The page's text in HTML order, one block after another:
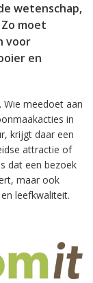
wetenschap,
moet
voor
en
Wie meedoet aan
in
krijgt daar een
attractie of
dat een bezoek
maar ook
leefkwaliteit.